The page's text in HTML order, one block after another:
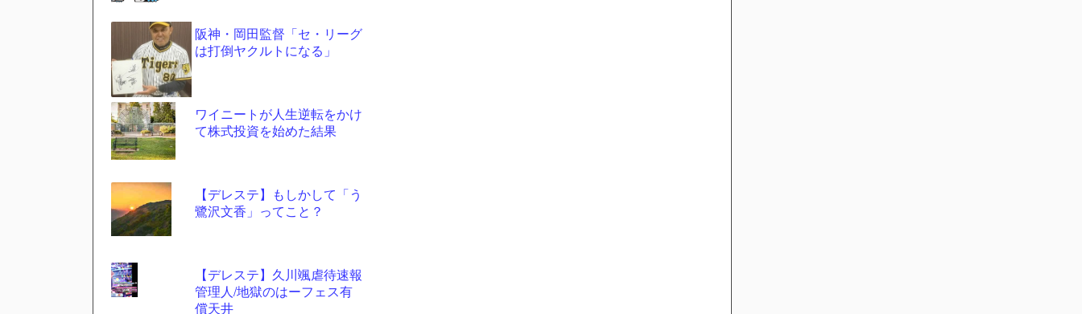
阪神・岡田監督「セ・リーグ
は打倒ヤクルトになる」
ワイニートが人生逆転をかけ
て株式投資を始めた結果
【デレステ】もしかして「う
鷺沢文香」ってこと？
【デレステ】久川颯虐待速報
管理人/地獄のはーフェス有
償天井